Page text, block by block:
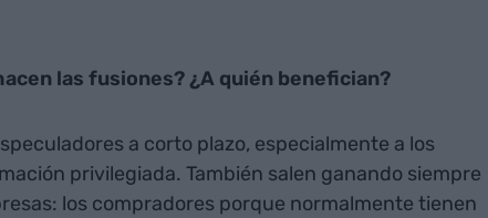
las fusiones? ¿A quién benefician?
a corto plazo, especialmente a los
privilegiada. También salen ganando siempre
los compradores porque normalmente tienen